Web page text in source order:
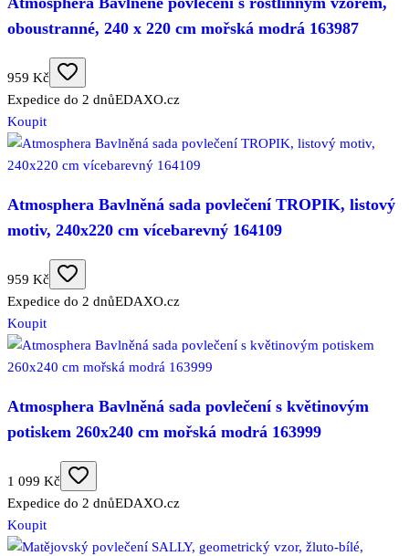
oboustranné, 240 x 220 cm mořská modrá 163987
959 Kč
Expedice do 2 dnůEDAXO.cz
Koupit
Atmosphera Bavlněná sada povlečení TROPIK, listový
motiv, 240x220 cm vícebarevný 164109
959 Kč
Expedice do 2 dnůEDAXO.cz
Koupit
Atmosphera Bavlněná sada povlečení s květinovým
potiskem 260x240 cm mořská modrá 163999
1 099 Kč
Expedice do 2 dnůEDAXO.cz
Koupit